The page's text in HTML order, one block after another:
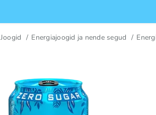
Joogid Energiajoogid ja nende segud